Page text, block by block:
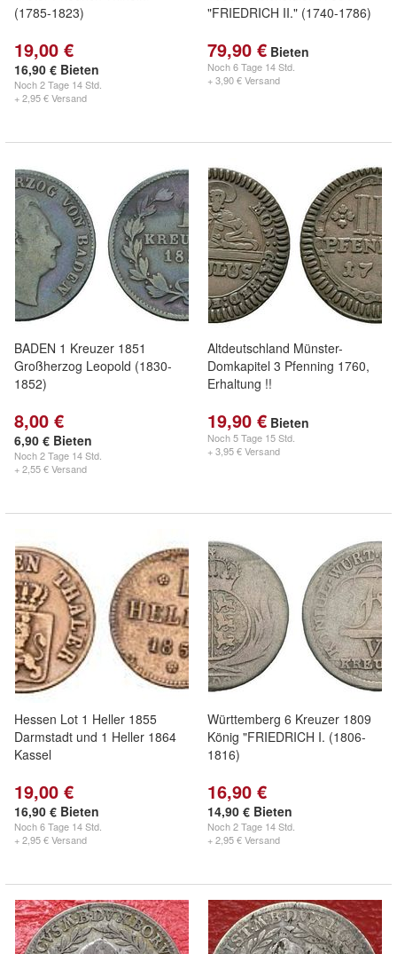
(1785-1823)
19,00 €
16,90 € Bieten
Noch2 Tage 14 Std.
+ 2,95 € Versand
"FRIEDRICH II." (1740-1786)
79,90 € Bieten
Noch6 Tage 14 Std.
+ 3,90 € Versand
BADEN 1 Kreuzer 1851
Großherzog Leopold (1830-
1852)
8,00 €
6,90 € Bieten
Noch2 Tage 14 Std.
+ 2,55 € Versand
Altdeutschland Münster-
Domkapitel 3 Pfenning 1760,
Erhaltung !!
19,90 € Bieten
Noch5 Tage 15 Std.
+ 3,95 € Versand
Hessen Lot 1 Heller 1855
Darmstadt und 1 Heller 1864
Kassel
19,00 €
16,90 € Bieten
Noch6 Tage 14 Std.
+ 2,95 € Versand
Württemberg 6 Kreuzer 1809
König "FRIEDRICH I. (1806-
1816)
16,90 €
14,90 € Bieten
Noch2 Tage 14 Std.
+ 2,95 € Versand